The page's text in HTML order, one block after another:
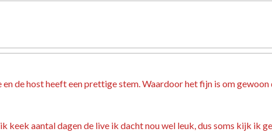
en de host heeft een prettige stem. Waardoor het fijn is om
keek aantal dagen de live ik dacht nou wel leuk, dus soms kijk ik